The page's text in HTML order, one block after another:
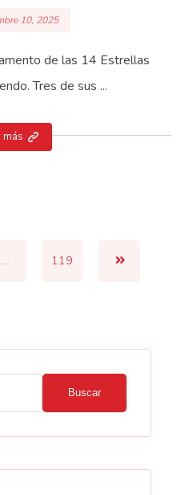
10, 2025
de las 14 Estrellas
Tres de sus ...
más
… 119
Buscar